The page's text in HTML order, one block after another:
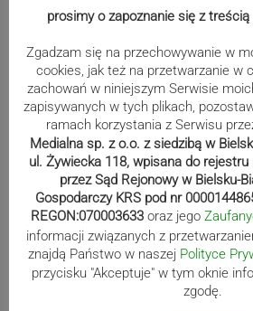
Wydarzenia
prosimy o zapoznanie się z treścią
Zgadzam się na przechowywanie w
cookies, jak też na przetwarzanie w
zachowań w niniejszym Serwisie
zapisywanych w tych plikach,
ramach korzystania z Serwisu
Medialna sp. z o.o. z siedzibą w
ul. Żywiecka 118, wpisana do
przez Sąd Rejonowy w Bielsku-
Gospodarczy KRS pod nr
REGON:070003633 oraz jego
informacji związanych z
znajdą Państwo w naszej Polityce
przycisku "Akceptuje" w tym oknie
zgodę.